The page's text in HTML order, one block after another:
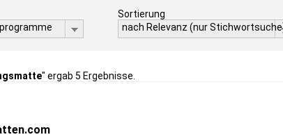
Sortierung
nach Relevanz (nur
" ergab 5 Ergebnisse.